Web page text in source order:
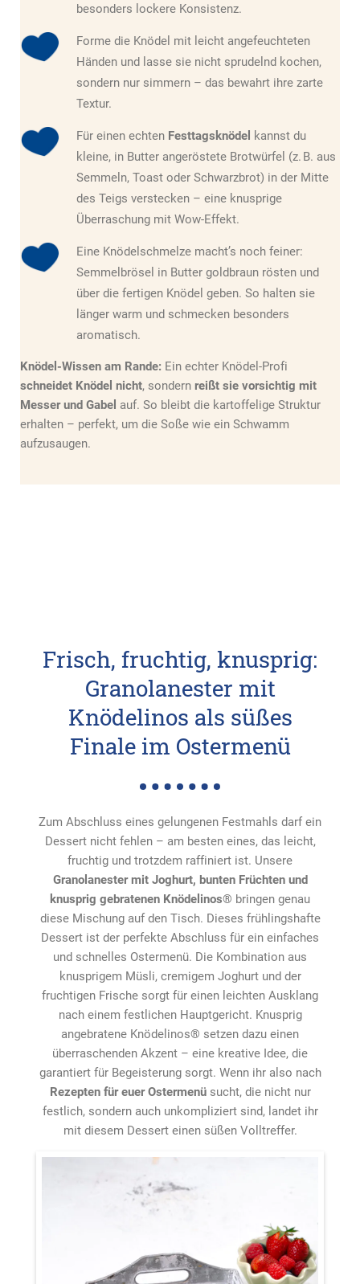
besonders lockere Konsistenz.
Forme die Knödel mit leicht angefeuchteten
Händen und lasse sie nicht sprudelnd kochen,
sondern nur simmern – das bewahrt ihre zarte
Textur.
Für einen echten Festtagsknödel kannst du
kleine, in Butter angeröstete Brotwürfel (z. B. aus
Semmeln, Toast oder Schwarzbrot) in der Mitte
des Teigs verstecken – eine knusprige
Überraschung mit Wow-Effekt.
Eine Knödelschmelze macht’s noch feiner:
Semmelbrösel in Butter goldbraun rösten und
über die fertigen Knödel geben. So halten sie
länger warm und schmecken besonders
aromatisch.
Knödel-Wissen am Rande: Ein echter Knödel-Profi
schneidet Knödel nicht, sondern reißt sie vorsichtig mit
Messer und Gabel auf. So bleibt die kartoffelige Struktur
erhalten – perfekt, um die Soße wie ein Schwamm
aufzusaugen.
Frisch, fruchtig, knusprig:
Granolanester mit
Knödelinos als süßes
Finale im Ostermenü
Zum Abschluss eines gelungenen Festmahls darf ein
Dessert nicht fehlen – am besten eines, das leicht,
fruchtig und trotzdem raffiniert ist. Unsere
Granolanester mit Joghurt, bunten Früchten und
knusprig gebratenen Knödelinos® bringen genau
diese Mischung auf den Tisch. Dieses frühlingshafte
Dessert ist der perfekte Abschluss für ein einfaches
und schnelles Ostermenü. Die Kombination aus
knusprigem Müsli, cremigem Joghurt und der
fruchtigen Frische sorgt für einen leichten Ausklang
nach einem festlichen Hauptgericht. Knusprig
angebratene Knödelinos® setzen dazu einen
überraschenden Akzent – eine kreative Idee, die
garantiert für Begeisterung sorgt. Wenn ihr also nach
Rezepten für euer Ostermenüsucht, die nicht nur
festlich, sondern auch unkompliziert sind, landet ihr
mit diesem Dessert einen süßen Volltreffer.